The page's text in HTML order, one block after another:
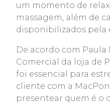
um momento de
massagem, além de
disponibilizados pela
De acordo com Paula
Comercial da loja de
foi essencial para
cliente com a
presentear quem é o